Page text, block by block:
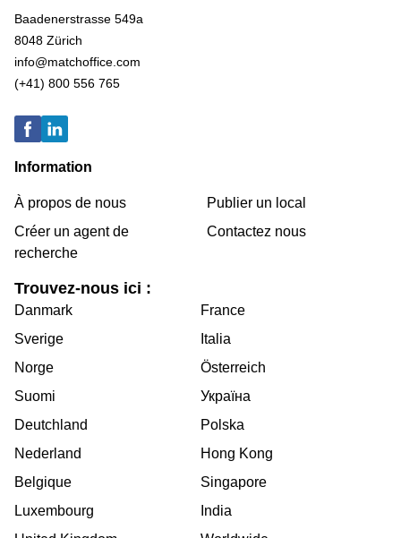
Baadenerstrasse 549a
8048 Zürich
info@matchoffice.com
(+41) 800 556 765
Information
À propos de nous
Créer un agent de
recherche
Publier un local
Contactez nous
Trouvez-nous ici :
Danmark
Sverige
Norge
Suomi
Deutchland
Nederland
Belgique
Luxembourg
France
Italia
Österreich
Україна
Polska
Hong Kong
Singapore
India